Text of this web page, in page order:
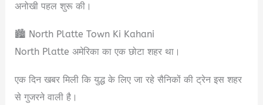
अनोखी पहल शुरू की।
🏙️ North Platte Town Ki Kahani
North Platte अमेरिका का एक छोटा शहर था।
एक दिन खबर मिली कि युद्ध के लिए जा रहे सैनिकों की ट्रेन इस शहर
से गुजरने वाली है।